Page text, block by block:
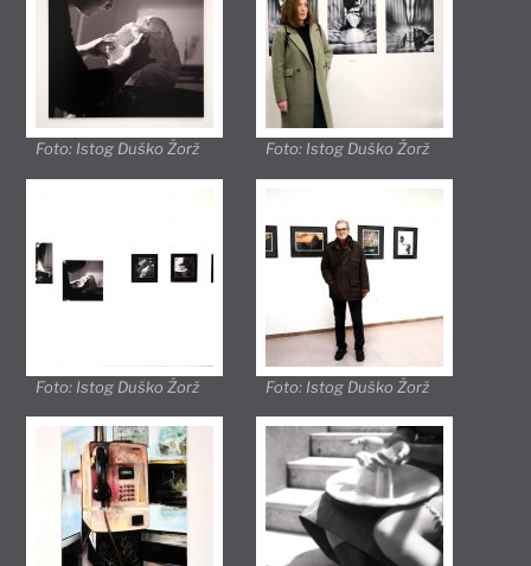
Foto: Istog Duško Žorž Foto: Istog Duško Žorž
Foto: Istog Duško Žorž Foto: Istog Duško Žorž